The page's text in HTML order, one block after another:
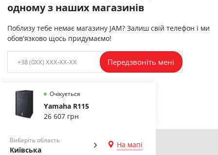
одному з наших магазинів
Поблизу тебе немає магазину JAM? Залиш свій телефон і ми
обов'язково щось придумаємо!
Очікується
Yamaha R115
26 607 грн
Виберіть область
Київська
На мапі
Передзвоніть мені